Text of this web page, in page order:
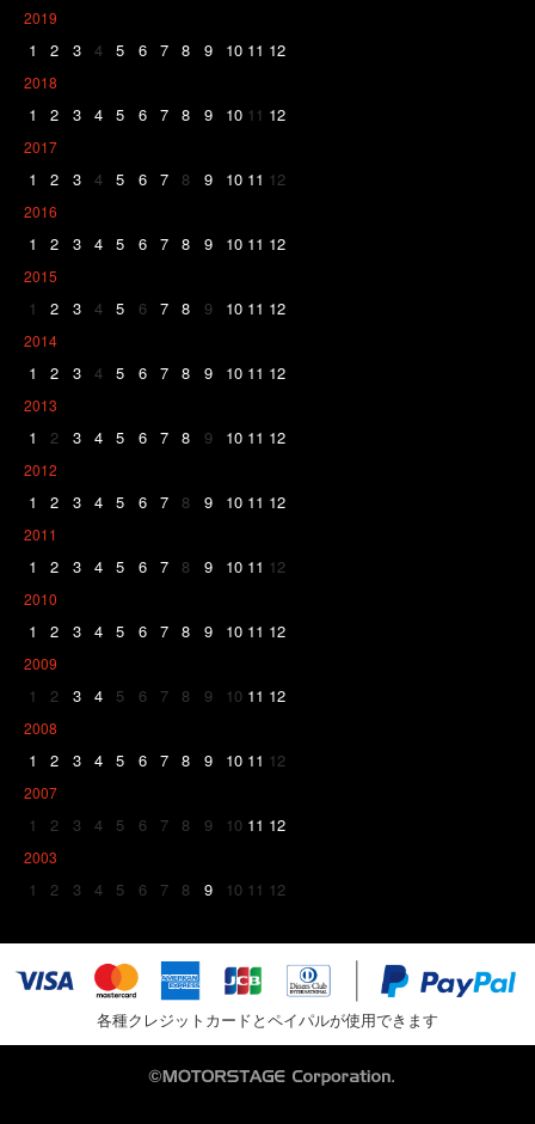
2019
1 2 3 4 5 6 7 8 9 10 11 12
2018
1 2 3 4 5 6 7 8 9 10 11 12
2017
1 2 3 4 5 6 7 8 9 10 11 12
2016
1 2 3 4 5 6 7 8 9 10 11 12
2015
1 2 3 4 5 6 7 8 9 10 11 12
2014
1 2 3 4 5 6 7 8 9 10 11 12
2013
1 2 3 4 5 6 7 8 9 10 11 12
2012
1 2 3 4 5 6 7 8 9 10 11 12
2011
1 2 3 4 5 6 7 8 9 10 11 12
2010
1 2 3 4 5 6 7 8 9 10 11 12
2009
1 2 3 4 5 6 7 8 9 10 11 12
2008
1 2 3 4 5 6 7 8 9 10 11 12
2007
1 2 3 4 5 6 7 8 9 10 11 12
2003
1 2 3 4 5 6 7 8 9 10 11 12
各種クレジットカードとペイパルが使用できます